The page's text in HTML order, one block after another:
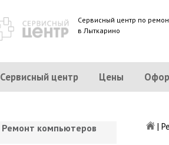
Сервисный центр по
в Лыткарино
Сервисный центр Цены
|
Ремонт компьютеров